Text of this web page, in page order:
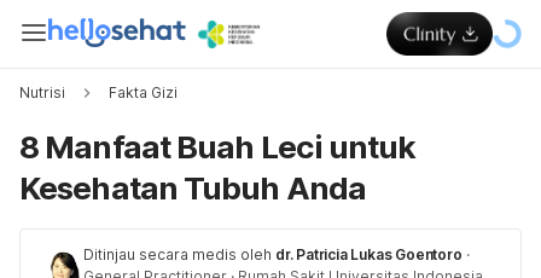
Nutrisi Fakta Gizi
8 Manfaat Buah Leci untuk
Kesehatan Tubuh Anda
Ditinjau secara medis oleh dr. Patricia Lukas Goentoro ·